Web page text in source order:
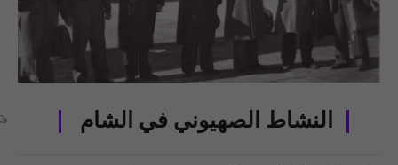
النشاط الصهيوني في الشام